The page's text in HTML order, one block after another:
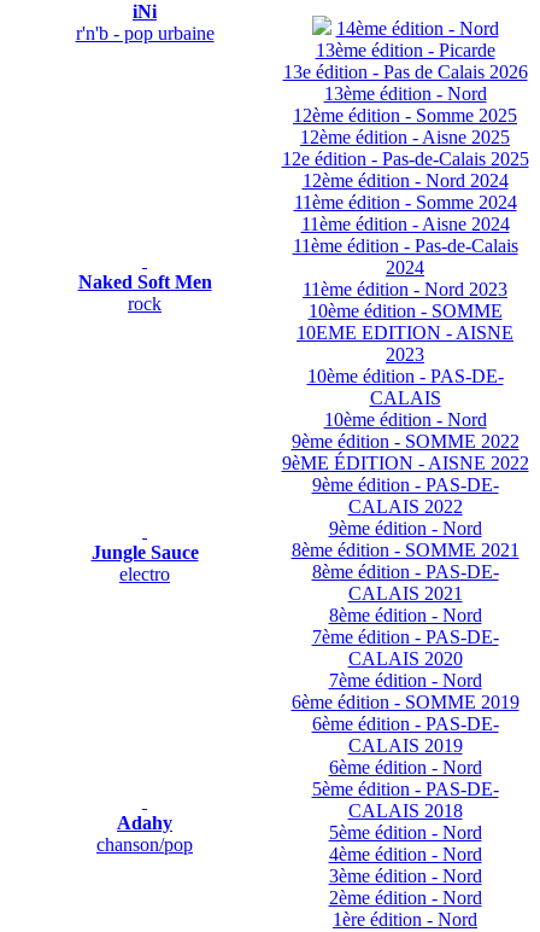
iNi
r'n'b - pop urbaine
Naked Soft Men
rock
Jungle Sauce
electro
Adahy
chanson/pop
14ème édition - Nord
13ème édition - Picarde
13e édition - Pas de Calais 2026
13ème édition - Nord
12ème édition - Somme 2025
12ème édition - Aisne 2025
12e édition - Pas-de-Calais 2025
12ème édition - Nord 2024
11ème édition - Somme 2024
11ème édition - Aisne 2024
11ème édition - Pas-de-Calais
2024
11ème édition - Nord 2023
10ème édition - SOMME
10EME EDITION - AISNE
2023
10ème édition - PAS-DE-
CALAIS
10ème édition - Nord
9ème édition - SOMME 2022
9èME ÉDITION - AISNE 2022
9ème édition - PAS-DE-
CALAIS 2022
9ème édition - Nord
8ème édition - SOMME 2021
8ème édition - PAS-DE-
CALAIS 2021
8ème édition - Nord
7ème édition - PAS-DE-
CALAIS 2020
7ème édition - Nord
6ème édition - SOMME 2019
6ème édition - PAS-DE-
CALAIS 2019
6ème édition - Nord
5ème édition - PAS-DE-
CALAIS 2018
5ème édition - Nord
4ème édition - Nord
3ème édition - Nord
2ème édition - Nord
1ère édition - Nord